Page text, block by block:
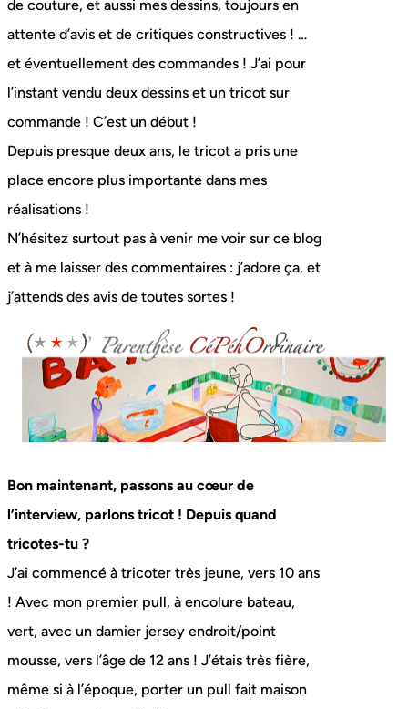
de couture, et aussi mes dessins, toujours en
attente d’avis et de critiques constructives ! …
et éventuellement des commandes ! J’ai pour
l’instant vendu deux dessins et un tricot sur
commande ! C’est un début !
Depuis presque deux ans, le tricot a pris une
place encore plus importante dans mes
réalisations !
N’hésitez surtout pas à venir me voir sur ce blog
et à me laisser des commentaires : j’adore ça, et
j’attends des avis de toutes sortes !
Bon maintenant, passons au cœur de
l’interview, parlons tricot ! Depuis quand
tricotes-tu ?
J’ai commencé à tricoter très jeune, vers 10 ans
! Avec mon premier pull, à encolure bateau,
vert, avec un damier jersey endroit/point
mousse, vers l’âge de 12 ans ! J’étais très fière,
même si à l’époque, porter un pull fait maison